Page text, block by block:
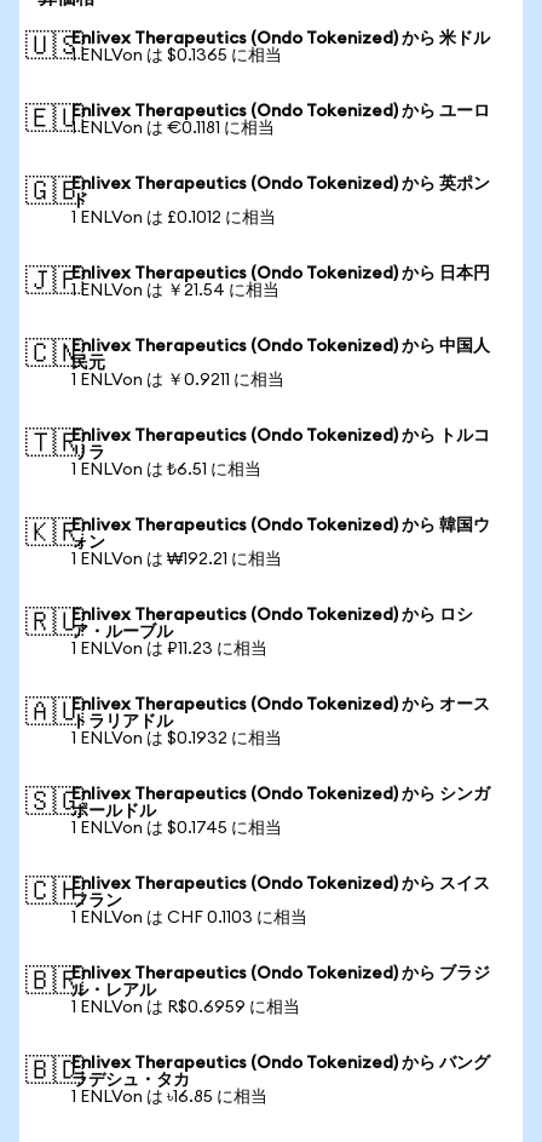
🇺🇸Enlivex Therapeutics (Ondo Tokenized) から 米ドル
1 ENLVon は $0.1365 に相当
🇪🇺Enlivex Therapeutics (Ondo Tokenized) から ユーロ
1 ENLVon は €0.1181 に相当
🇬🇧Enlivex Therapeutics (Ondo Tokenized) から 英ポン
ド
1 ENLVon は £0.1012 に相当
🇯🇵Enlivex Therapeutics (Ondo Tokenized) から 日本円
1 ENLVon は ￥21.54 に相当
🇨🇳Enlivex Therapeutics (Ondo Tokenized) から 中国人
民元
1 ENLVon は ￥0.9211 に相当
🇹🇷Enlivex Therapeutics (Ondo Tokenized) から トルコ
リラ
1 ENLVon は ₺6.51 に相当
🇰🇷Enlivex Therapeutics (Ondo Tokenized) から 韓国ウ
ォン
1 ENLVon は ₩192.21 に相当
🇷🇺Enlivex Therapeutics (Ondo Tokenized) から ロシ
ア・ルーブル
1 ENLVon は ₽11.23 に相当
🇦🇺Enlivex Therapeutics (Ondo Tokenized) から オース
トラリアドル
1 ENLVon は $0.1932 に相当
🇸🇬Enlivex Therapeutics (Ondo Tokenized) から シンガ
ポールドル
1 ENLVon は $0.1745 に相当
🇨🇭Enlivex Therapeutics (Ondo Tokenized) から スイス
フラン
1 ENLVon は CHF 0.1103 に相当
🇧🇷Enlivex Therapeutics (Ondo Tokenized) から ブラジ
ル・レアル
1 ENLVon は R$0.6959 に相当
🇧🇩Enlivex Therapeutics (Ondo Tokenized) から バング
ラデシュ・タカ
1 ENLVon は ৳16.85 に相当